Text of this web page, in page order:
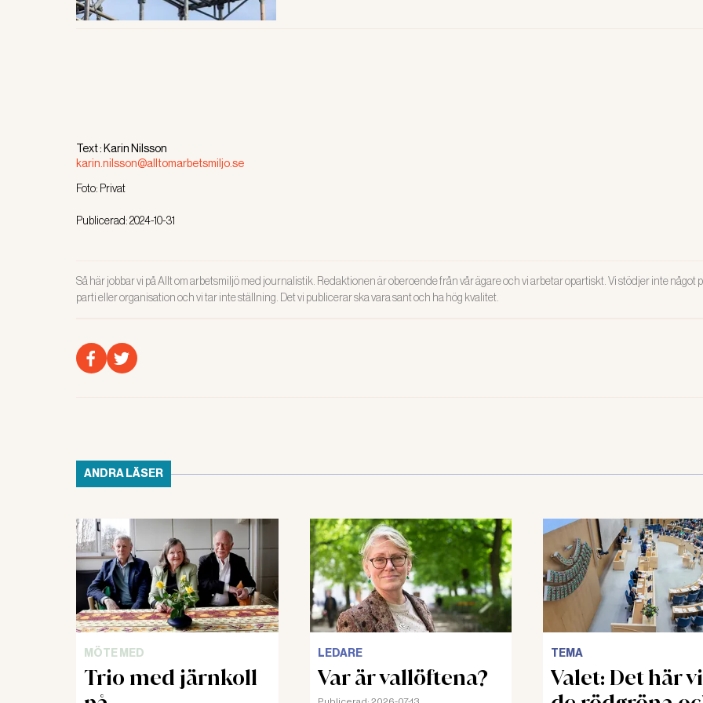
Text : Karin Nilsson
karin.nilsson@alltomarbetsmiljo.se
Foto: Privat
Publicerad:2024-10-31
Så här jobbar vi på Allt om arbetsmiljö med journalistik. Redaktionen är oberoende från vår ägare och vi arbetar opartiskt. Vi stödjer inte något
parti eller organisation och vi tar inte ställning. Det vi publicerar ska vara sant och ha hög kvalitet.
ANDRA LÄSER
MÖTE MED
Trio med järnkoll
LEDARE
Var är vallöftena?
TEMA
Valet: Det här